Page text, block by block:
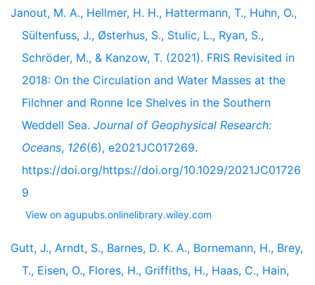
Janout, M. A., Hellmer, H. H., Hattermann, T., Huhn, O.,
Sültenfuss, J., Østerhus, S., Stulic, L., Ryan, S.,
Schröder, M., & Kanzow, T. (2021). FRIS Revisited in
2018: On the Circulation and Water Masses at the
Filchner and Ronne Ice Shelves in the Southern
Weddell Sea. Journal of Geophysical Research:
Oceans, 126(6), e2021JC017269.
https://doi.org/https://doi.org/10.1029/2021JC01726
9
View on agupubs.onlinelibrary.wiley.com
Gutt, J., Arndt, S., Barnes, D. K. A., Bornemann, H., Brey,
T., Eisen, O., Flores, H., Griffiths, H., Haas, C., Hain,